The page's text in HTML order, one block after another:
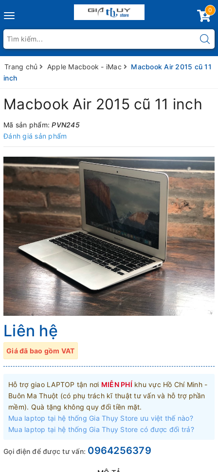
Toggle
0
Trang chủ Apple Macbook - iMac
Macbook Air 2015 cũ 11
inch
Macbook Air 2015 cũ 11 inch
Mã sản phẩm:PVN245
Đánh giá sản phẩm
Liên hệ
Giá đã bao gồm VAT
Hỗ trợ giao LAPTOP tận nơi MIỄN PHÍ khu vực Hồ Chí Minh -
Buôn Ma Thuột (có phụ trách kĩ thuật tư vấn và hỗ trợ phần
mềm). Quà tặng không quy đổi tiền mặt.
Mua laptop tại hệ thống Gia Thụy Store ưu việt thế nào?
Mua laptop tại hệ thống Gia Thụy Store có được đổi trả?
Gọi điện để được tư vấn: 0964256379